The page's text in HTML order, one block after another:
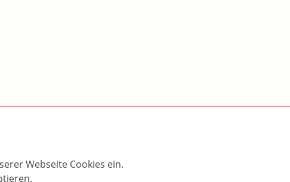
Webseite Cookies ein.